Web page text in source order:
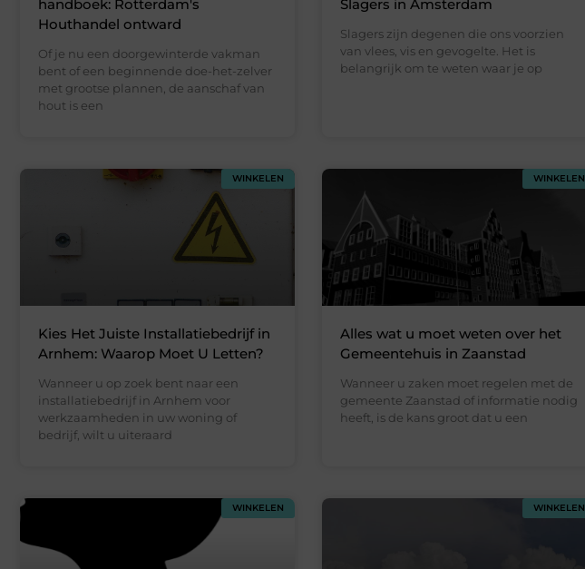
handboek: Rotterdam's
Houthandel ontward
Of je nu een doorgewinterde vakman
bent of een beginnende doe-het-zelver
met grootse plannen, de aanschaf van
hout is een
Slagers in Amsterdam
Slagers zijn degenen die ons voorzien
van vlees, vis en gevogelte. Het is
belangrijk om te weten waar je op
WINKELEN
Kies Het Juiste Installatiebedrijf in
Arnhem: Waarop Moet U Letten?
Wanneer u op zoek bent naar een
installatiebedrijf in Arnhem voor
werkzaamheden in uw woning of
bedrijf, wilt u uiteraard
WINKELEN
Alles wat u moet weten over het
Gemeentehuis in Zaanstad
Wanneer u zaken moet regelen met de
gemeente Zaanstad of informatie nodig
heeft, is de kans groot dat u een
WINKELEN WINKELEN